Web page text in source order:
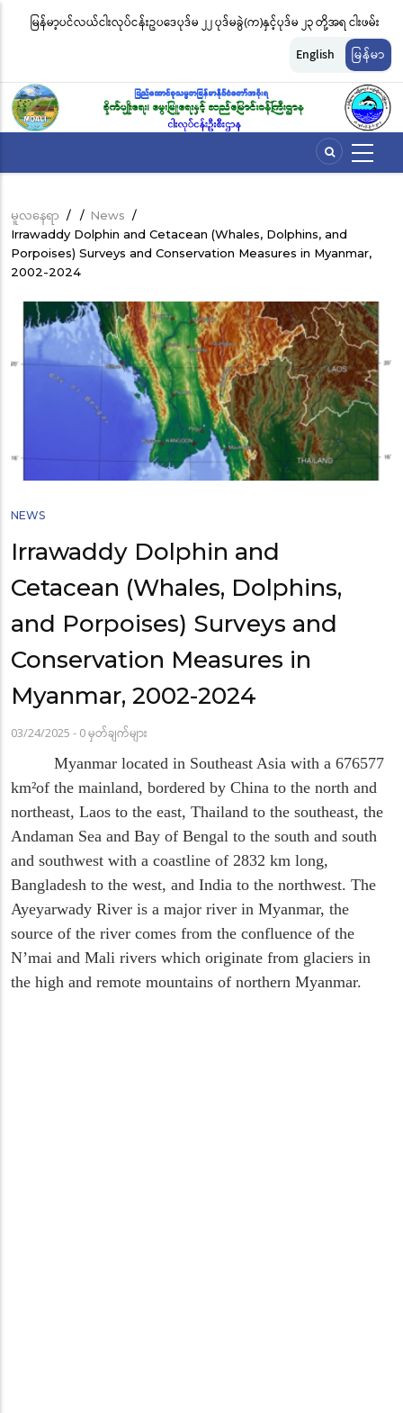
အဓိက
အကြောင်းအရာ
မည်
(က)နှင့်ပုဒ်မ ၂၃ တို့အရ ငါးဖမ်း
ငါးလုပ်ငန်းဦးစီးဌာနနှင့် FFI အကြား မြန်မာနိုင်ငံ ပင်လ
မျိုးကွဲများ ထိန်းသိမ်းကာကွယ်စောင့်ရှောက်ခြင်းလုပ်ငန်
ဆိုင်ရာ သဘောတူညီမှု မူဘောင်စာချုပ်” လက်မှတ်ရေး
English မြန်မာ
Breadcrumb
မူလနေရာ / / News /
Irrawaddy Dolphin and Cetacean (Whales, Dolphins, and
Porpoises) Surveys and Conservation Measures in Myanmar,
2002-2024
NEWS
Irrawaddy Dolphin and
Cetacean (Whales, Dolphins,
and Porpoises) Surveys and
Conservation Measures in
Myanmar, 2002-2024
03/24/2025 - 0 မှတ်ချက်များ
Myanmar located in Southeast Asia with a 676577
km²of the mainland, bordered by China to the north and
northeast, Laos to the east, Thailand to the southeast, the
Andaman Sea and Bay of Bengal to the south and south
and southwest with a coastline of 2832 km long,
Bangladesh to the west, and India to the northwest. The
Ayeyarwady River is a major river in Myanmar, the
source of the river comes from the confluence of the
N’mai and Mali rivers which originate from glaciers in
the high and remote mountains of northern Myanmar.